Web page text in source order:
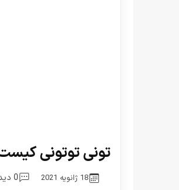
تونی توتونی
18 ژانویه 2021 0 دیدگاه